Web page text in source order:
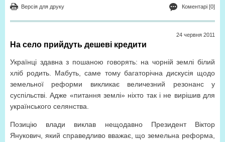
Коментарі [0]
Версія для друку
24 червня 2011
На село прийдуть дешеві кредити
Українці здавна з пошаною говорять: на чорній землі білий
хліб родить. Мабуть, саме тому багаторічна дискусія щодо
земельної реформи викликає величезний резонанс у
суспільстві. Адже «питання землі» ніхто так і не вирішив для
українського селянства.
Позицію влади виклав нещодавно Президент Віктор
Янукович, який справедливо вважає, що земельна реформа,